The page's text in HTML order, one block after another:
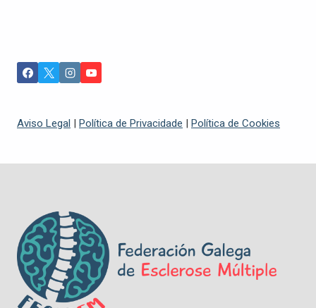
Aviso Legal | Política de Privacidade | Política de Cookies